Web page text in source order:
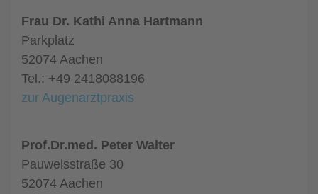
Frau Dr. Kathi Anna Hartmann
Parkplatz
52074 Aachen
Tel.: +49 2418088196
zur Augenarztpraxis
Prof.Dr.med. Peter Walter
Pauwelsstraße 30
52074 Aachen